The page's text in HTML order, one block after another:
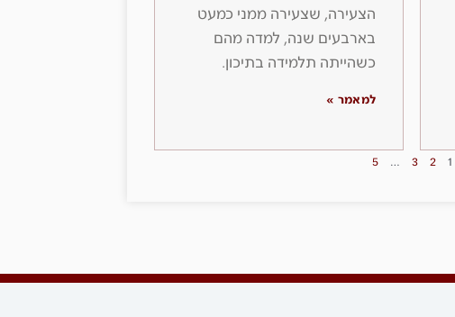
הצעירה, שצעירה ממני כמעט
בארבעים שנה, למדה מהם
כשהייתה תלמידה בתיכון.
למאמר »
1
2
3
…
5